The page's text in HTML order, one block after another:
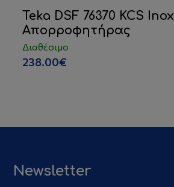
Teka DSF 76370 KCS Inox
Απορροφητήρας
Διαθέσιμο
238.00€
Newsletter